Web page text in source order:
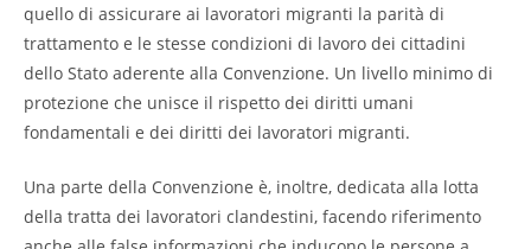
quello di assicurare ai lavoratori migranti la parità di
trattamento e le stesse condizioni di lavoro dei cittadini
dello Stato aderente alla Convenzione. Un livello minimo di
protezione che unisce il rispetto dei diritti umani
fondamentali e dei diritti dei lavoratori migranti.
Una parte della Convenzione è, inoltre, dedicata alla lotta
della tratta dei lavoratori clandestini, facendo riferimento